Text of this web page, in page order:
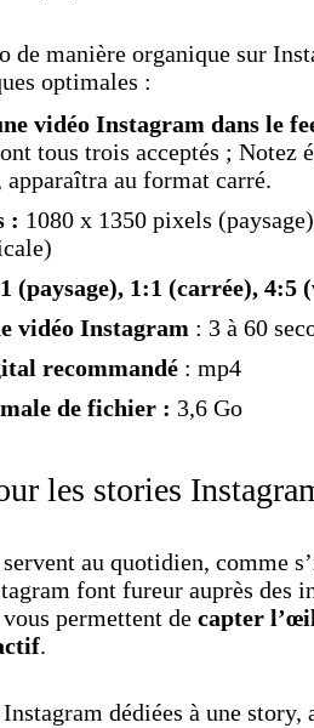
de manière organique sur
optimales :
vidéo Instagram dans le
tous trois acceptés ; Notez
au format carré.
: 1080 x 1350 pixels
(paysage), 1:1 (carrée), 4:5
vidéo Instagram : 3 à 60
recommandé : mp4
de fichier : 3,6 Go
les stories
au quotidien, comme
font fureur auprès des
permettent de capter
.
dédiées à une